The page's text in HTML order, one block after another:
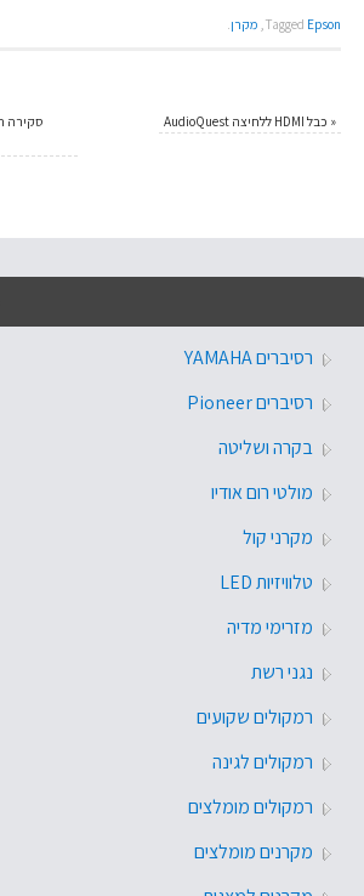
Tagged Epson
, מקרן.
« כבל HDMI ללחיצה AudioQuest
רסיברים YAMAHA
רסיברים Pioneer
בקרה ושליטה
מולטי רום אודיו
מקרני קול
טלוויזיות LED
מזרימי מדיה
נגני רשת
רמקולים שקועים
רמקולים לגינה
רמקולים מומלצים
מקרנים מומלצים